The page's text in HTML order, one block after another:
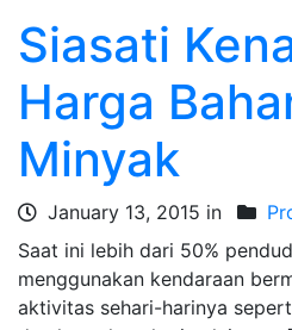
Siasati
Harga
Minyak
January 13, 2015 in
Saat ini lebih dari 50%
menggunakan kendaraan
aktivitas sehari-harinya